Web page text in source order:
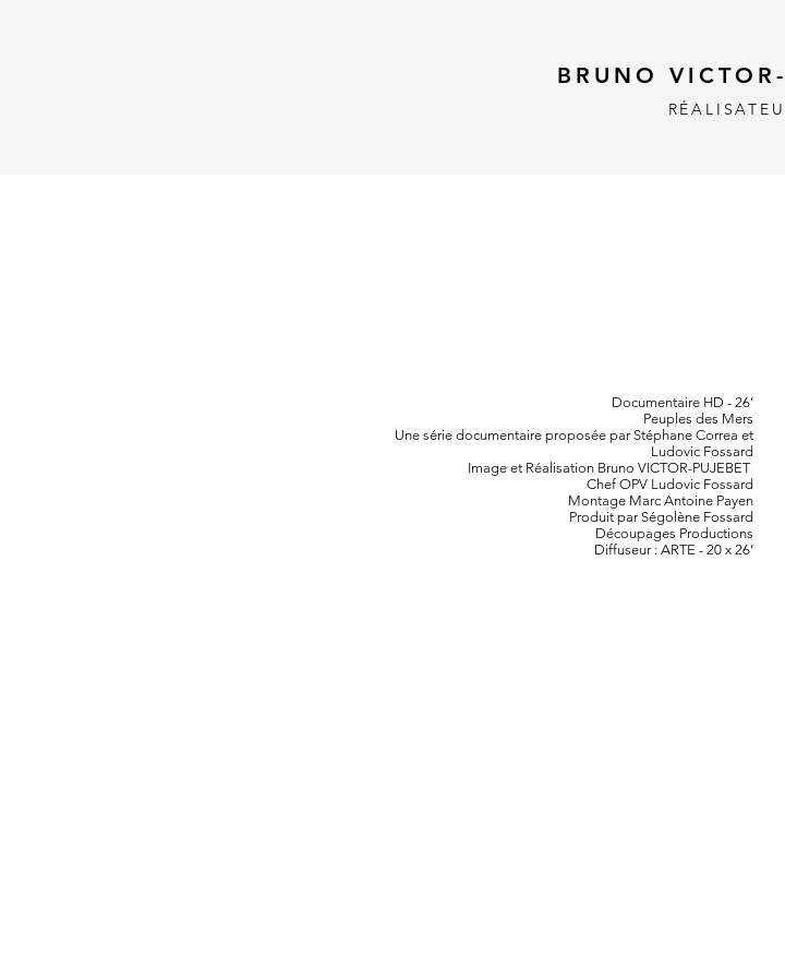
BRUNO
Documentaire HD - 26’
Peuples des Mers
Une série documentaire proposée par Stéphane Correa et
Ludovic Fossard
Image et Réalisation Bruno VICTOR-PUJEBET
Chef OPV Ludovic Fossard
Montage Marc Antoine Payen
Produit par Ségolène Fossard
Découpages Productions
Diffuseur : ARTE - 20 x 26’